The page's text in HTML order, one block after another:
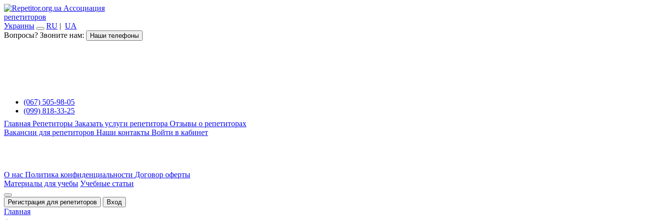
Ассоциация
репетиторов
Украины
RU | UA
Вопросы? Звоните нам:
Наши телефоны
(067) 505-98-05
(099) 818-33-25
Главная Репетиторы Заказать услуги репетитора Отзывы о репетиторах
Вакансии для репетиторов Наши контакты Войти в кабинет
О нас Политика конфиденциальности Договор оферты
Материалы для учебы Учебные статьи
Регистрация для репетиторов Вход
Главная